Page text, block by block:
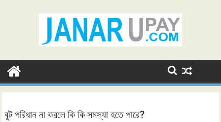
বুট পরিধান না করলে কি কি সমস্যা হতে পারে?